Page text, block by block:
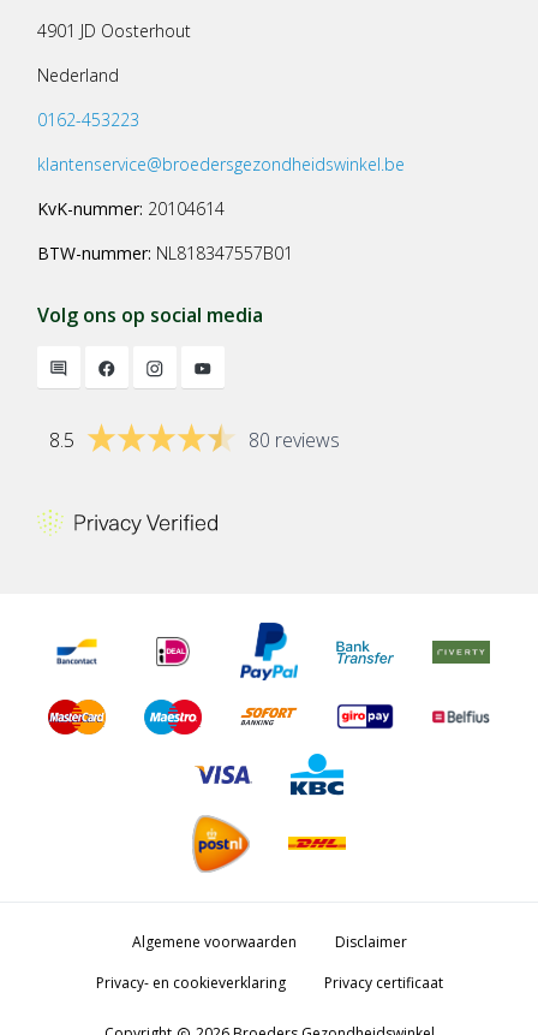
4901 JD Oosterhout
Nederland
0162-453223
klantenservice@broedersgezondheidswinkel.be
KvK-nummer: 20104614
BTW-nummer: NL818347557B01
Volg ons op social media
8.5 80 reviews
Algemene voorwaarden
Disclaimer
Privacy- en cookieverklaring
Privacy certificaat